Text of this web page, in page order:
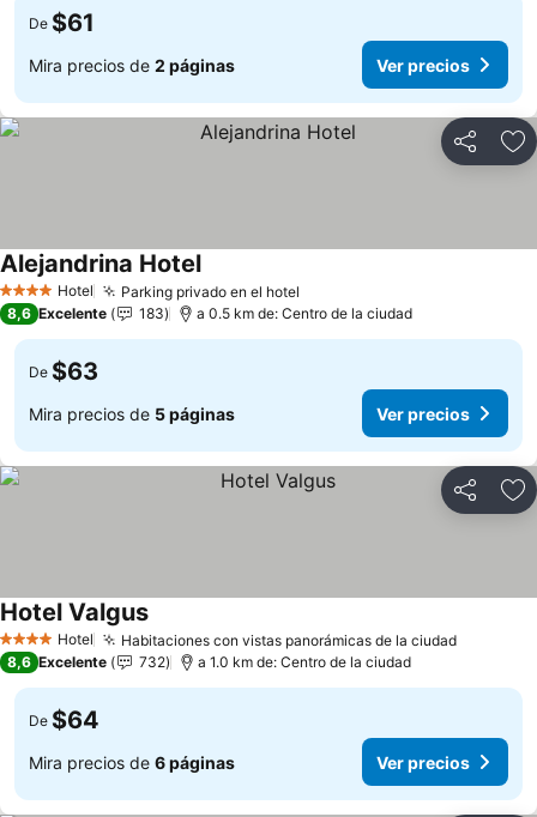
De $61
Mira precios de 2 páginas Ver precios
Compartir
4 EstrellasHotel Parking privado en el hotel
Alejandrina HotelVer precios
8,6 Excelente 183 a 0.5 km de: Centro de la ciudad
De $63
Mira precios de 5 páginas Ver precios
Compartir
4 EstrellasHotel Habitaciones con vistas panorámicas de la ciudadVer
Hotel ValgusVer precios
8,6 Excelente 732 a 1.0 km de: Centro de la ciudad
De $64
Mira precios de 6 páginas Ver precios